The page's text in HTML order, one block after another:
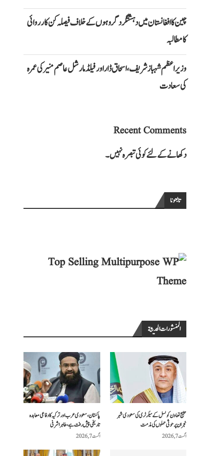
چین کا افغانستان میں دہشتگرد گروہوں کے خلاف فیصلہ کن کارروائی
کا مطالبہ
وزیراعظم شہباز شریف، اسحاق ڈار اور فیلڈ مارشل عاصم منیر کی عمرہ
کی سعادت
Recent Comments
دکھانے کے لئے کوئی تبصرہ نہیں۔
تابعونا
المنشورات الحديثة
پاکستان، سعودی عرب اور ترکیہ کا دفاعی معاہدہ
تاریخی پیش رفت ہے، طاہر اشرفی
اگست 7, 2026
خلیج تعاون کونسل کے سیکرٹری کی سعودی شہر
نجران پر حوثی حملوں کی مذمت
اگست 7, 2026